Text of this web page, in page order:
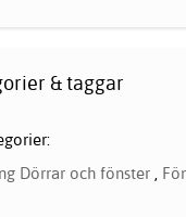
& taggar
Dörrar och fönster ,